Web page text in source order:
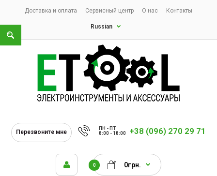
Доставка и оплата Сервисный центр О нас Контакты
Russian
Перезвоните мне
ПН - ПТ
8:00 - 18:00
+38 (096) 270 29 71
0 0грн.